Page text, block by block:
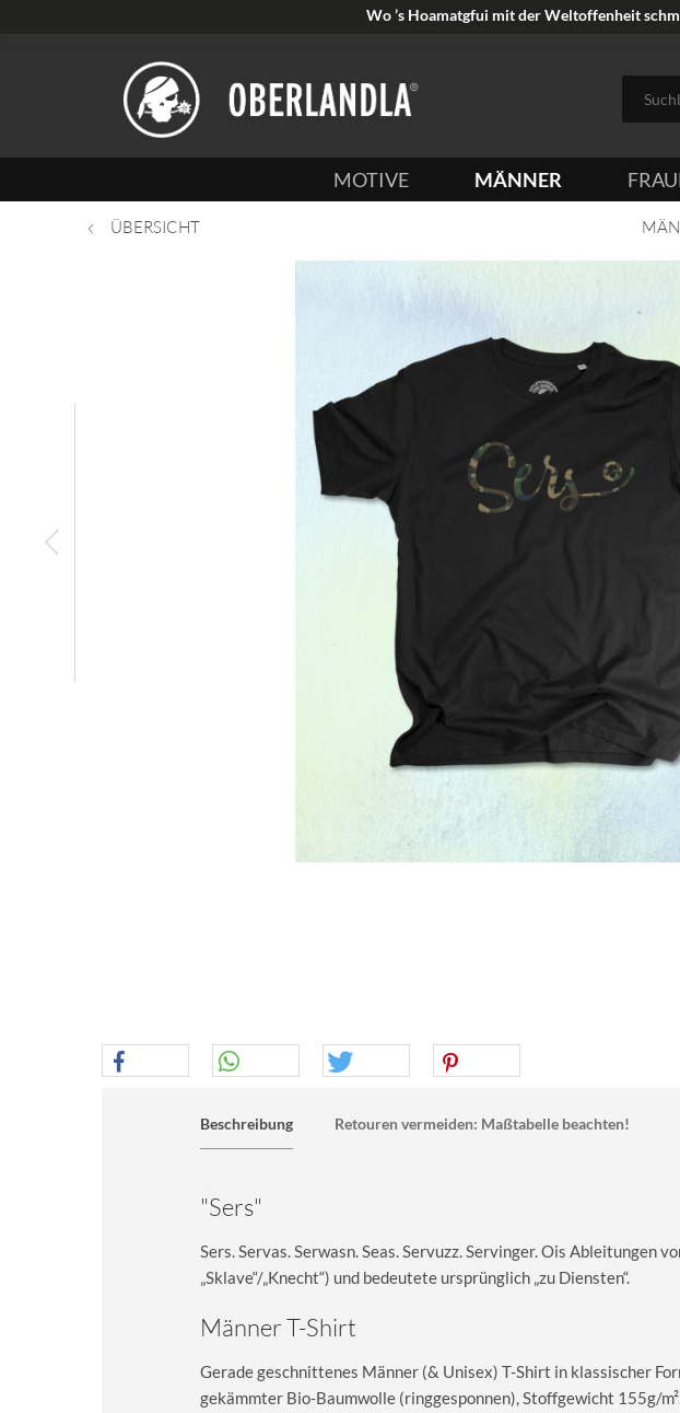
Wo ’s Hoamatgfui mit der Weltoffenheit
MOTIVE MÄNNER
ÜBERSICHT
Beschreibung Retouren vermeiden: Maßtabelle beachten!
"Sers"
Sers. Servas. Serwasn. Seas. Servuzz. Servinger. Ois Ableitungen
„Sklave“/„Knecht“) und bedeutete ursprünglich „zu Diensten“.
Männer T-Shirt
Gerade geschnittenes Männer (& Unisex) T-Shirt in klassischer
gekämmter Bio-Baumwolle (ringgesponnen), Stoffgewicht 155g/